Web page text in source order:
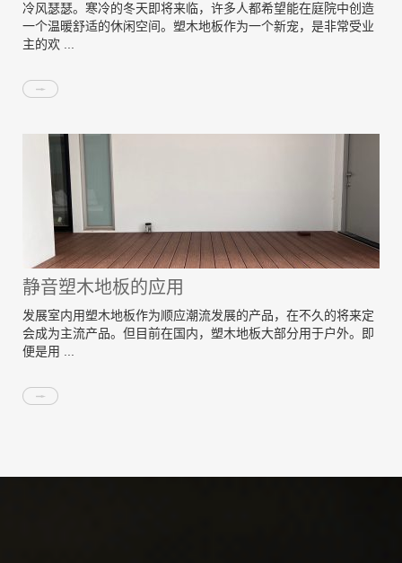
冷风瑟瑟。寒冷的冬天即将来临，许多人都希望能在庭院中创造
一个温暖舒适的休闲空间。塑木地板作为一个新宠，是非常受业
主的欢 ...
静音塑木地板的应用
发展室内用塑木地板作为顺应潮流发展的产品，在不久的将来定
会成为主流产品。但目前在国内，塑木地板大部分用于户外。即
便是用 ...